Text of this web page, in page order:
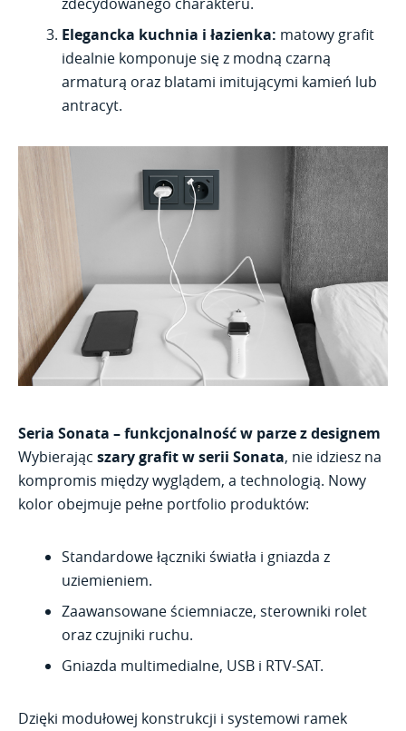
Elegancka kuchnia i łazienka: matowy grafit
idealnie komponuje się z modną czarną
armaturą oraz blatami imitującymi kamień lub
antracyt.
Seria Sonata – funkcjonalność w parze z designem
Wybierając szary grafit w serii Sonata, nie idziesz na
kompromis między wyglądem, a technologią. Nowy
kolor obejmuje pełne portfolio produktów:
Standardowe łączniki światła i gniazda z
uziemieniem.
Zaawansowane ściemniacze, sterowniki rolet
oraz czujniki ruchu.
Gniazda multimedialne, USB i RTV-SAT.
Dzięki modułowej konstrukcji i systemowi ramek